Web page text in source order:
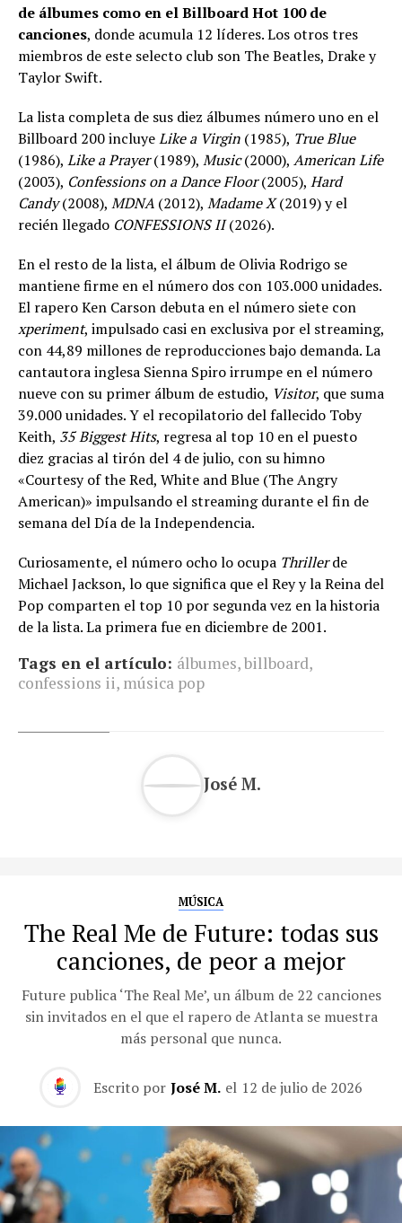
de álbumes como en el Billboard Hot 100 de
canciones, donde acumula 12 líderes. Los otros tres
miembros de este selecto club son The Beatles, Drake y
Taylor Swift.
La lista completa de sus diez álbumes número uno en el
Billboard 200 incluyeLike a Virgin (1985), True Blue
(1986), Like a Prayer(1989), Music(2000), American Life
(2003), Confessions on a Dance Floor(2005), Hard
Candy(2008), MDNA (2012), Madame X(2019) y el
recién llegado CONFESSIONS II(2026).
En el resto de la lista, el álbum de Olivia Rodrigo se
mantiene firme en el número dos con 103.000 unidades.
El rapero Ken Carson debuta en el número siete con
xperiment, impulsado casi en exclusiva por el streaming,
con 44,89 millones de reproducciones bajo demanda. La
cantautora inglesa Sienna Spiro irrumpe en el número
nueve con su primer álbum de estudio, Visitor, que suma
39.000 unidades. Y el recopilatorio del fallecido Toby
Keith, 35 Biggest Hits, regresa al top 10 en el puesto
diez gracias al tirón del 4 de julio, con su himno
«Courtesy of the Red, White and Blue (The Angry
American)» impulsando el streaming durante el fin de
semana del Día de la Independencia.
Curiosamente, el número ocho lo ocupa Thrillerde
Michael Jackson, lo que significa que el Rey y la Reina del
Pop comparten el top 10 por segunda vez en la historia
de la lista. La primera fue en diciembre de 2001.
Tags en el artículo: álbumes,billboard,
confessions ii, música pop
José M.
MÚSICA
The Real Me de Future: todas sus
canciones, de peor a mejor
Future publica ‘The Real Me’, un álbum de 22 canciones
sin invitados en el que el rapero de Atlanta se muestra
más personal que nunca.
Escrito por José M. el 12 de julio de 2026